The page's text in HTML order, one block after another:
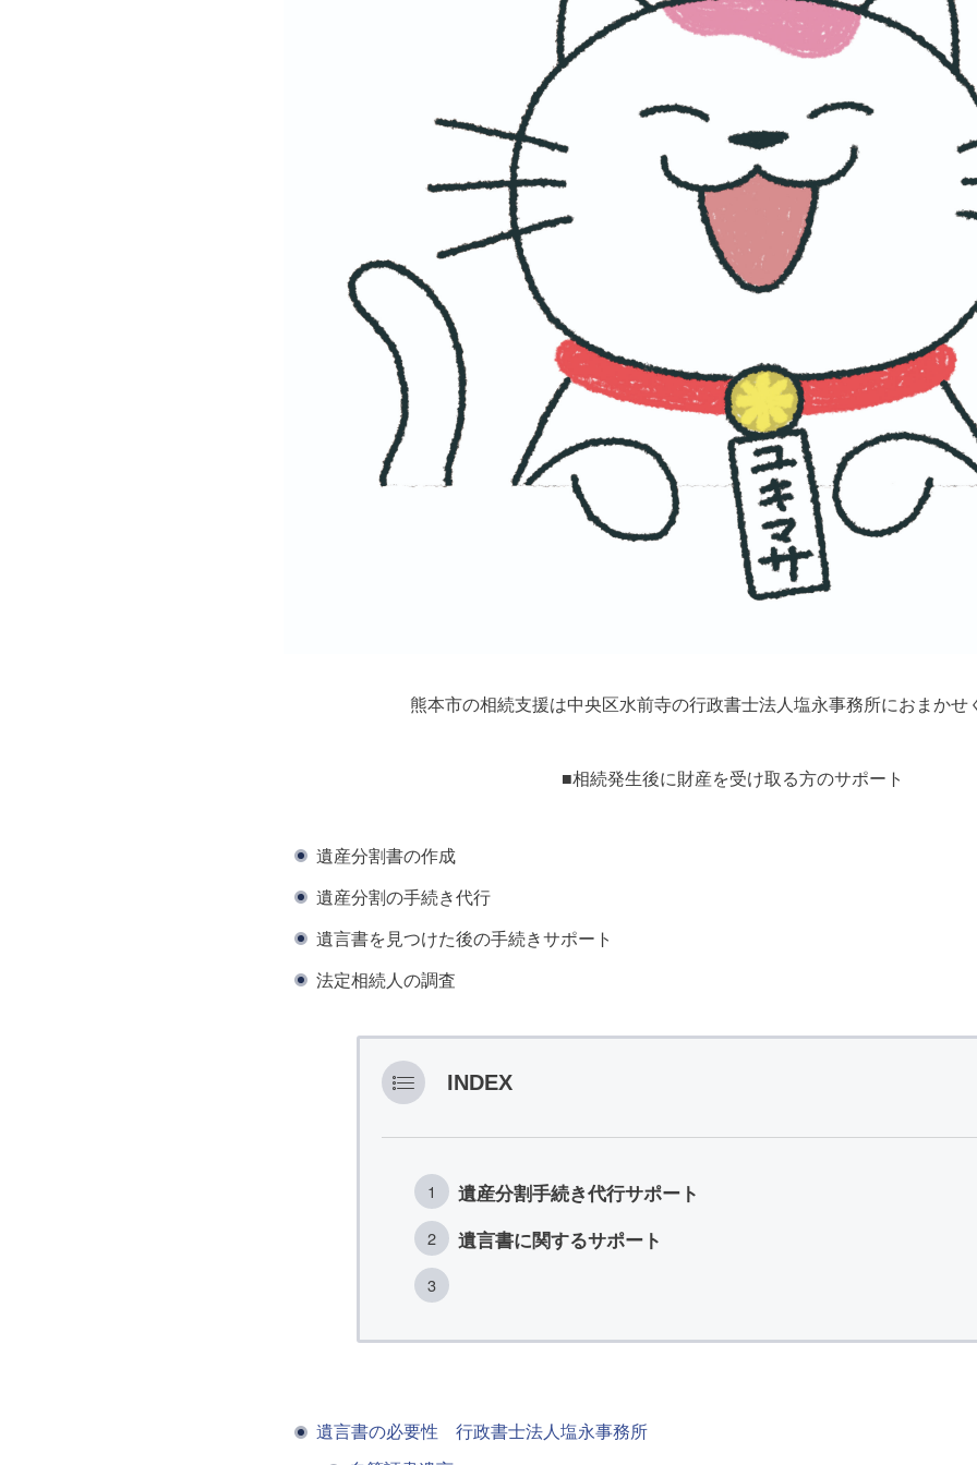
熊本市の相続支援は中央区水前寺の行政書士法人塩永事務所におまかせ
■相続発生後に財産を受け取る方のサポート
遺産分割書の作成
遺産分割の手続き代行
遺言書を見つけた後の手続きサポート
法定相続人の調査
INDEX
遺産分割手続き代行サポート
遺言書に関するサポート
遺言書の必要性 行政書士法人塩永事務所